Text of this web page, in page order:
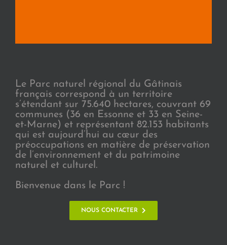
Le Parc naturel régional du Gâtinais
français correspond à un territoire
s’étendant sur 75.640 hectares, couvrant 69
communes (36 en Essonne et 33 en Seine-
et-Marne) et représentant 82.153 habitants
qui est aujourd’hui au cœur des
préoccupations en matière de préservation
de l’environnement et du patrimoine
naturel et culturel.
Bienvenue dans le Parc !
NOUS CONTACTER